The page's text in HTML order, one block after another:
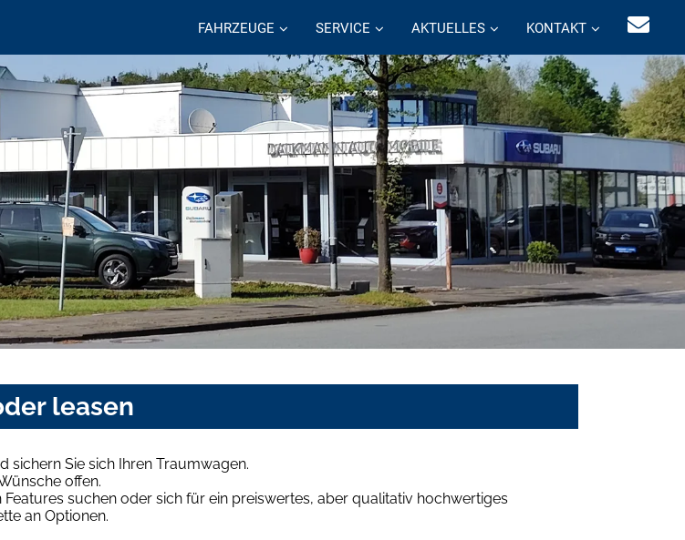
FAHRZEUGE SERVICE AKTUELLES KONTAKT
leasen
sichern Sie sich Ihren Traumwagen.
offen.
suchen oder sich für ein preiswertes, aber qualitativ hochwertiges
an Optionen.